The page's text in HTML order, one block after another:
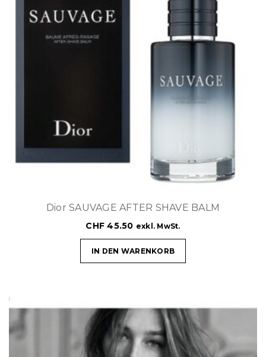
Dior SAUVAGE AFTER SHAVE BALM
CHF 45.50 exkl. MwSt.
IN DEN WARENKORB